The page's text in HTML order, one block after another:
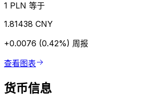
1 PLN 等于
1.81438 CNY
+0.0076 (0.42%) 周报
查看图表
货币信息